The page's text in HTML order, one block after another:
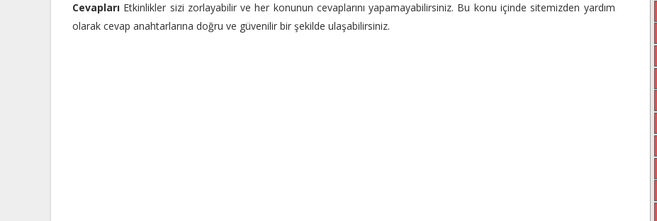
Cevapları Etkinlikler sizi zorlayabilir ve her konunun cevaplarını yapamayabilirsiniz. Bu konu içinde sitemizden yardım
olarak cevap anahtarlarına doğru ve güvenilir bir şekilde ulaşabilirsiniz.